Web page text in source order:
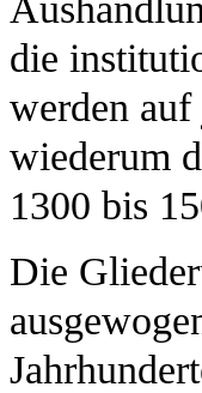
die
werden
wiederum
1300 bis
Die